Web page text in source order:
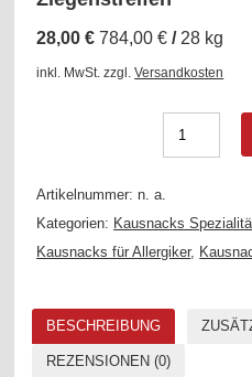
28,00€ 784,00€ / 28 kg
inkl. MwSt. zzgl.Versandkosten
Artikelnummer:n. a.
Kategorien: Kausnacks
Kausnacks für Allergiker,
BESCHREIBUNG
REZENSIONEN (0)